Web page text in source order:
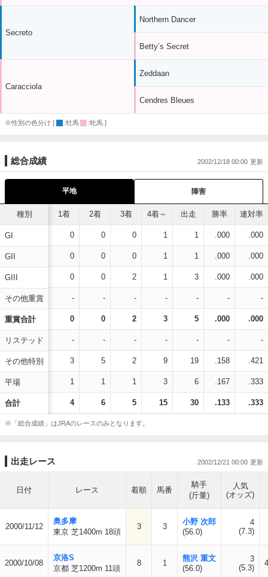
Secreto
Caracciola
Northern Dancer
Betty’s Secret
Zeddaan
Cendres Bleues
※性別の色分け [ :牡馬 :牝馬 ]
総合成績 2002/12/18 00:00
平地 障害
種別
GI
GII
GIII
その他重賞
重賞合計
リステッド
その他特別
平場
合計
1着 2着 3着 4着～ 出走 勝率 連対率
0 0 0 1 1 .000 .000
0 0 0 1 1 .000 .000
0 0 2 1 3 .000 .000
- - - - - - -
0 0 2 3 5 .000 .000
- - - - - - -
3 5 2 9 19 .158 .421
1 1 1 3 6 .167 .333
4 6 5 15 30 .133 .333
※「総合成績」はJRAのレースのみとなります。
出走レース 2002/12/21 00:00
日付 レース 着順 馬番
騎手
(斤量)
人気
(オッズ)
2000/11/12
奥多摩
東京 芝1400m 18頭
3 3
小野 次郎
(56.0)
4
(7.3)
2000/10/08
京洛S
京都 芝1200m 11頭
8 1
熊沢 重文
(56.0)
3
(5.3)